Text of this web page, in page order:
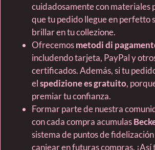
cuidadosamente con materiales
que tu pedido llegue en perfetto
brillar en tu collezione.
Ofrecemosmetodi di
includendo tarjeta, PayPal y
certificados. Además, si tu
elspedizione es gratuito,
premiar tu confianza.
Formar parte de nuestra
con cada compra acumulas
sistema de puntos de
canjear en futuras compras.